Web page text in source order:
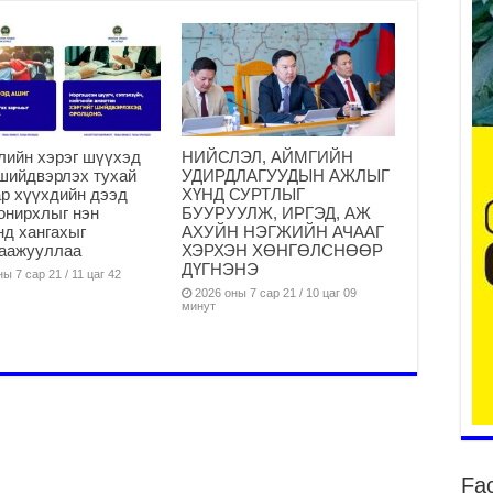
хэрэг шүүхэд
тухай
хүүхдийн дээд
нэн
хангахыг
7 сар 21 / 11 цаг 42
НИЙСЛЭЛ, АЙМГИЙН
УДИРДЛАГУУДЫН АЖЛЫГ
ХҮНД СУРТЛЫГ
БУУРУУЛЖ, ИРГЭД, АЖ
АХУЙН НЭГЖИЙН АЧААГ
ХЭРХЭН ХӨНГӨЛСНӨӨР
ДҮГНЭНЭ
2026 оны 7 сар 21 / 10 цаг 09
минут